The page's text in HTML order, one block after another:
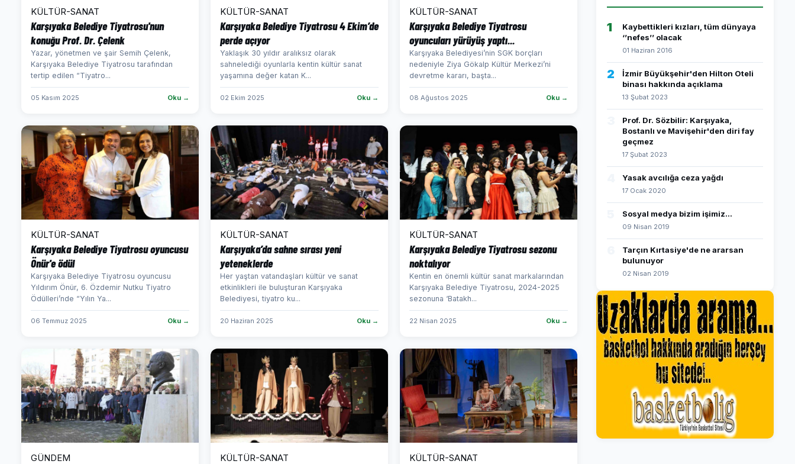
KÜLTÜR-SANAT
Karşıyaka Belediye Tiyatrosu'nun
konuğu Prof. Dr. Çelenk
Yazar, yönetmen ve şair Semih Çelenk,
Karşıyaka Belediye Tiyatrosu tarafından
tertip edilen “Tiyatro...
05 Kasım 2025 Oku →
KÜLTÜR-SANAT
Karşıyaka Belediye Tiyatrosu 4 Ekim’de
perde açıyor
Yaklaşık 30 yıldır aralıksız olarak
sahnelediği oyunlarla kentin kültür sanat
yaşamına değer katan K...
02 Ekim 2025 Oku →
KÜLTÜR-SANAT
Karşıyaka Belediye Tiyatrosu
oyuncuları yürüyüş yaptı...
Karşıyaka Belediyesi’nin SGK borçları
nedeniyle Ziya Gökalp Kültür Merkezi’ni
devretme kararı, başta...
08 Ağustos 2025 Oku →
KÜLTÜR-SANAT
Karşıyaka Belediye Tiyatrosu oyuncusu
Önür'e ödül
Karşıyaka Belediye Tiyatrosu oyuncusu
Yıldırım Önür, 6. Özdemir Nutku Tiyatro
Ödülleri’nde “Yılın Ya...
06 Temmuz 2025 Oku →
KÜLTÜR-SANAT
Karşıyaka’da sahne sırası yeni
yeteneklerde
Her yaştan vatandaşları kültür ve sanat
etkinlikleri ile buluşturan Karşıyaka
Belediyesi, tiyatro ku...
20 Haziran 2025 Oku →
KÜLTÜR-SANAT
Karşıyaka Belediye Tiyatrosu sezonu
noktalıyor
Kentin en önemli kültür sanat markalarından
Karşıyaka Belediye Tiyatrosu, 2024-2025
sezonuna ‘Batakh...
22 Nisan 2025 Oku →
GÜNDEM KÜLTÜR-SANAT KÜLTÜR-SANAT
1
Kaybettikleri kızları, tüm dünyaya
‘’nefes’’ olacak
01 Haziran 2016
2
İzmir Büyükşehir'den Hilton Oteli
binası hakkında açıklama
13 Şubat 2023
Prof. Dr. Sözbilir: Karşıyaka,
Bostanlı ve Mavişehir'den diri fay
geçmez
17 Şubat 2023
Yasak avcılığa ceza yağdı
17 Ocak 2020
Sosyal medya bizim işimiz...
09 Nisan 2019
Tarçın Kırtasiye'de ne ararsan
bulunuyor
02 Nisan 2019